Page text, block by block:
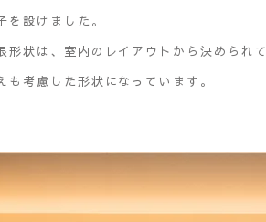
を設けました。
形状は、室内のレイアウトから決められ
も考慮した形状になっています。